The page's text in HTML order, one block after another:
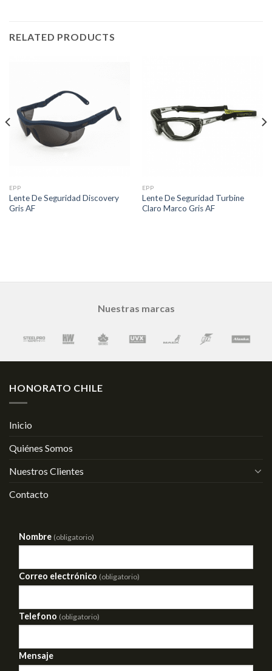
RELATED PRODUCTS
EPP
Lente De Seguridad Discovery
Gris AF
EPP
Lente De Seguridad Turbine
Claro Marco Gris AF
Nuestras marcas
HONORATO CHILE
Inicio
Quiénes Somos
Nuestros Clientes
Contacto
Nombre (obligatorio)
Correo electrónico (obligatorio)
Telefono (obligatorio)
Mensaje